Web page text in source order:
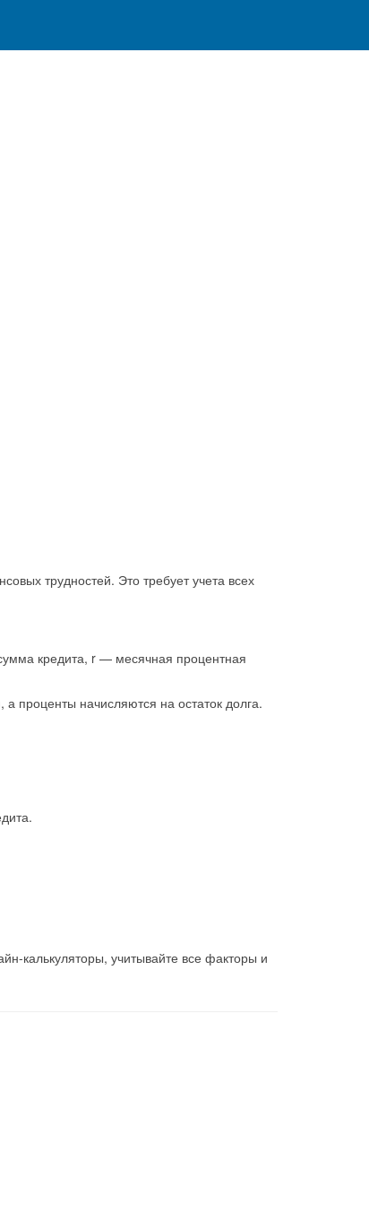
трудностей. Это требует учета всех
кредита, r — месячная процентная
проценты начисляются на остаток долга.
калькуляторы, учитывайте все факторы и